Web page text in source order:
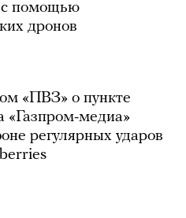
с помощью
дронов
«ПВЗ» о пункте
«Газпром-медиа»
регулярных ударов